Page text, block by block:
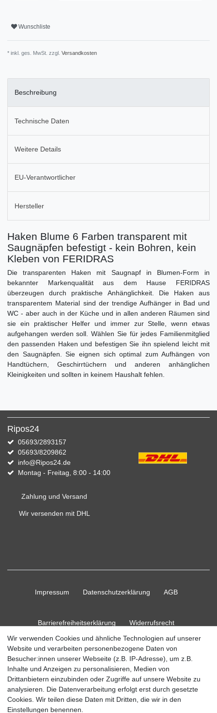
Wunschliste
* inkl. ges. MwSt. zzgl. Versandkosten
Beschreibung
Technische Daten
Weitere Details
EU-Verantwortlicher
Hersteller
Haken Blume 6 Farben transparent mit
Saugnäpfen befestigt - kein Bohren, kein
Kleben von FERIDRAS
Die transparenten Haken mit Saugnapf in Blumen-Form in
bekannter Markenqualität aus dem Hause FERIDRAS
überzeugen durch praktische Anhänglichkeit. Die Haken aus
transparentem Material sind der trendige Aufhänger in Bad und
WC - aber auch in der Küche und in allen anderen Räumen sind
sie ein praktischer Helfer und immer zur Stelle, wenn etwas
aufgehangen werden soll. Wählen Sie für jedes Familienmitglied
den passenden Haken und befestigen Sie ihn spielend leicht mit
den Saugnäpfen. Sie eignen sich optimal zum Aufhängen von
Handtüchern, Geschirrtüchern und anderen anhänglichen
Kleinigkeiten und sollten in keinem Haushalt fehlen.
Ripos24
05693/2893157
05693/8209862
info@Ripos24.de
Montag - Freitag, 8:00 - 14:00
Zahlung und Versand
Wir versenden mit DHL
Impressum Daten­schutz­erklärung AGB
Barrierefreiheitserklärung Widerrufs­recht
Vertrag widerrufen Kontakt
© Copyright 2026 Ripos24| Alle Rechte vorbehalten.
Wir verwenden Cookies und ähnliche Technologien auf unserer
Website und verarbeiten personenbezogene Daten von
Besucher:innen unserer Webseite (z.B. IP-Adresse), um z.B.
Inhalte und Anzeigen zu personalisieren, Medien von
Drittanbietern einzubinden oder Zugriffe auf unsere Website zu
analysieren. Die Datenverarbeitung erfolgt erst durch gesetzte
Cookies. Wir teilen diese Daten mit Dritten, die wir in den
Einstellungen benennen.